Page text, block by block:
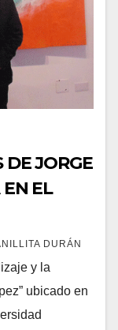
DE JORGE
EL
DURÁN
y la
ubicado en